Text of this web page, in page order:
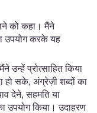
को कहा। मैंने
उपयोग करके यह
उन्हें प्रोत्साहित किया
सके, अंग्रेज़ी शब्दों का
देने, सहमति या
उपयोग किया। उदाहरण